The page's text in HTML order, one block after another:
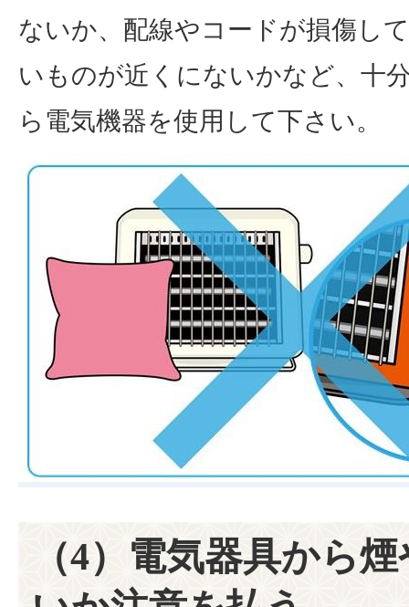
ないか、配線やコードが損傷し
いものが近くにないかなど、十
ら電気機器を使用して下さい。
（4）電気器具から